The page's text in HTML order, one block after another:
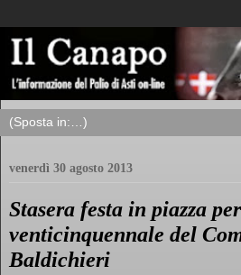
venerdì 30 agosto 2013
Stasera festa in piazza
venticinquennale del
Baldichieri